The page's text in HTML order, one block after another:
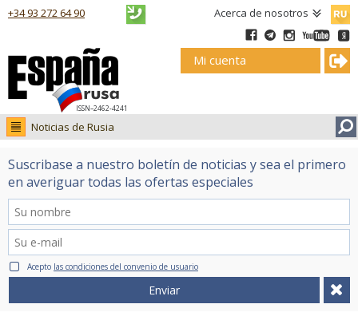
Acerca de nosotros
ISSN–2462-4241
+34 93 272 64 90
Mi cuenta
Noticias de Rusia
Noticias de Rusia
Fotos
Suscribase a nuestro boletín de noticias y sea el primero
en averiguar todas las ofertas especiales
Acepto las condiciones del convenio de usuario
Enviar